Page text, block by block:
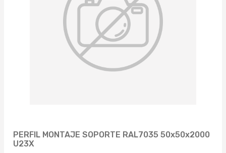
PERFIL MONTAJE SOPORTE RAL7035 50x50x2000
U23X